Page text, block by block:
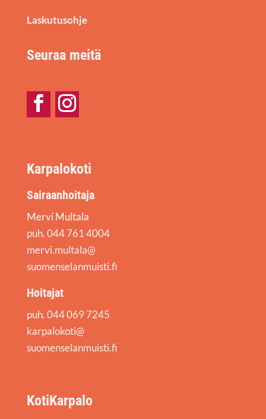
Laskutusohje
Seuraa meitä
Karpalokoti
Sairaanhoitaja
Mervi Multala
puh. 044 761 4004
mervi.multala@
suomenselanmuisti.fi
Hoitajat
puh. 044 069 7245
karpalokoti@
suomenselanmuisti.fi
KotiKarpalo